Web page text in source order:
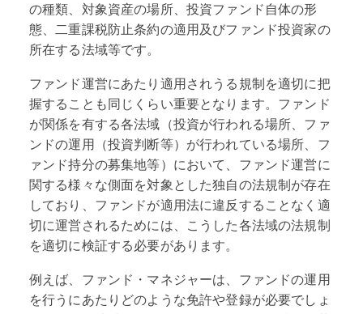
の種類、対象資産の場所、投資ファンド自体の形
態、二重課税防止条約の適用及びファンド投資家の
所在する法域等です。
ファンド運営にあたり適用されうる規制を適切に把
握することも同じくらい重要となります。ファンド
が関係を有する各法域（投資が行われる場所、ファ
ンドの運用（投資判断等）が行われている場所、フ
ァンド持分の募集地等）において、ファンド運営に
関する様々な側面を対象とした独自の法規制が存在
しており、ファンドが適用法に違反することなく適
切に運営されるためには、こうした各法域の法規制
を適切に検証する必要があります。
例えば、ファンド・マネジャーは、ファンドの運用
を行うにあたりどのような免許や登録が必要でしょ